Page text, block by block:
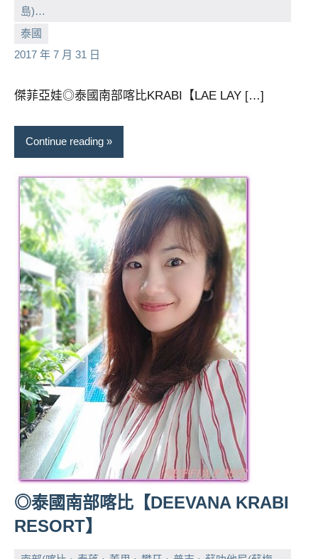
島)…
泰國
2017 年 7 月 31 日
小
芳
No
comments
傑菲亞娃◎泰國南部喀比KRABI【LAE LAY […]
Continue reading
◎泰國南部喀比【DEEVANA KRABI
RESORT】